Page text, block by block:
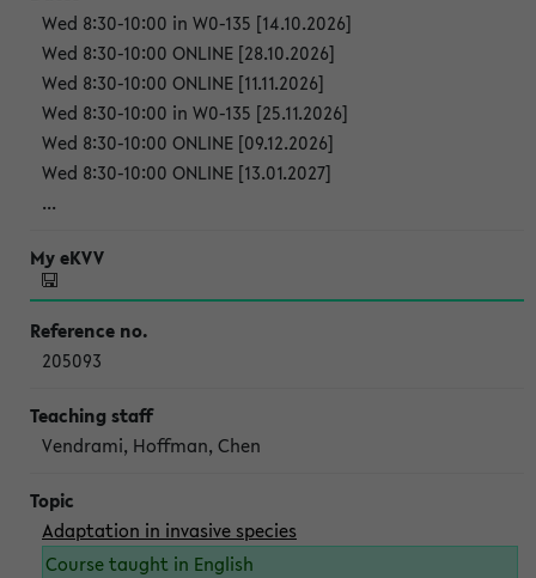
Wed 8:30-10:00 in W0-135 [14.10.2026]
Wed 8:30-10:00 ONLINE [28.10.2026]
Wed 8:30-10:00 ONLINE [11.11.2026]
Wed 8:30-10:00 in W0-135 [25.11.2026]
Wed 8:30-10:00 ONLINE [09.12.2026]
Wed 8:30-10:00 ONLINE [13.01.2027]
...
205093
Vendrami, Hoffman, Chen
Adaptation in invasive species
Course taught in English